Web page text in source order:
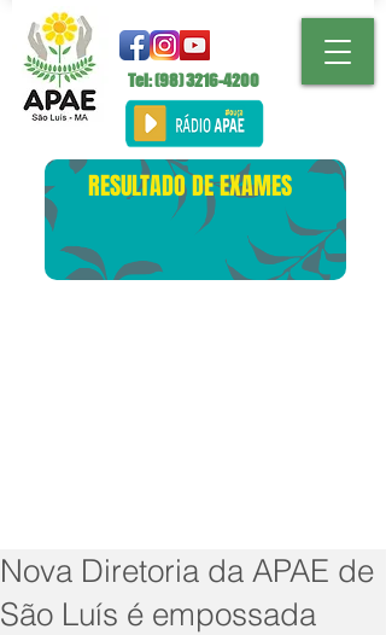
Tel: (98)3216-4200
RESULTADO DE EXAMES
Nova Diretoria da APAE de
São Luís é empossada